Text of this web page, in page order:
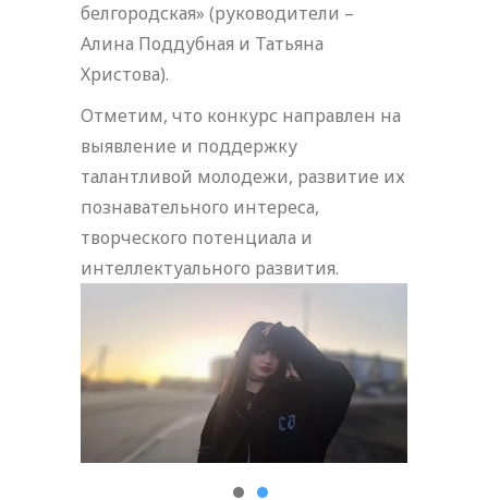
белгородская» (руководители –
Алина Поддубная и Татьяна
Христова).
Отметим, что конкурс направлен на
выявление и поддержку
талантливой молодежи, развитие их
познавательного интереса,
творческого потенциала и
интеллектуального развития.